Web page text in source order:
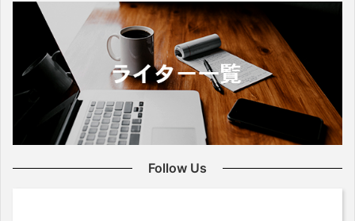
Follow Us